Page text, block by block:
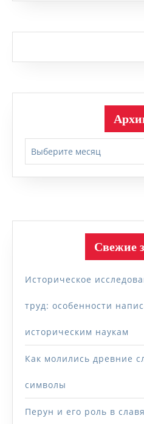
Свежие
Историческое
труд: особенности
историческим наукам
Как молились древние
символы
Перун и его роль в